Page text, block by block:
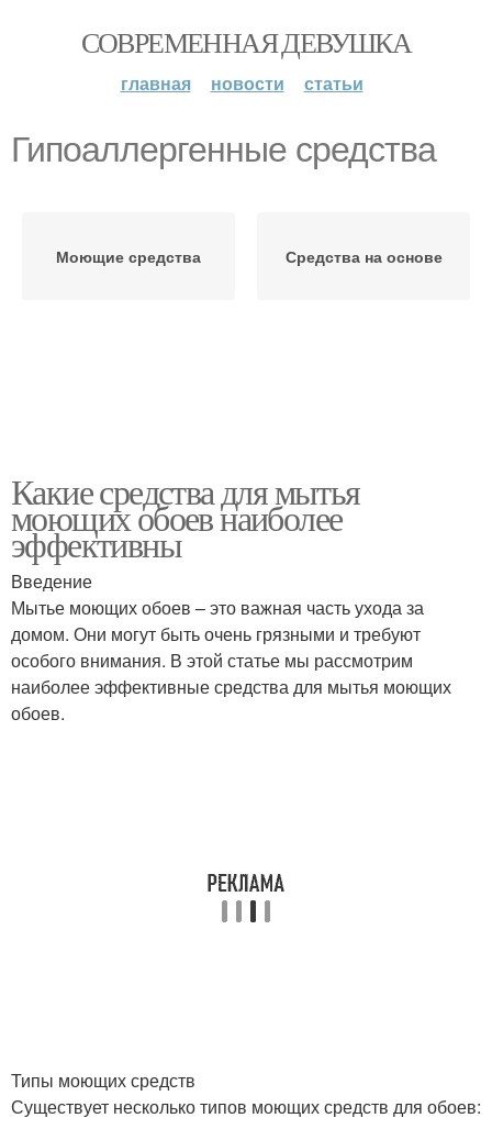
СОВРЕМЕННАЯ ДЕВУШКА
главная новости статьи
Гипоаллергенные средства
Моющие средства Средства на основе
Какие средства для мытья
моющих обоев наиболее
эффективны
Введение
Мытье моющих обоев – это важная часть ухода за
домом. Они могут быть очень грязными и требуют
особого внимания. В этой статье мы рассмотрим
наиболее эффективные средства для мытья моющих
обоев.
Типы моющих средств
Существует несколько типов моющих средств для обоев: